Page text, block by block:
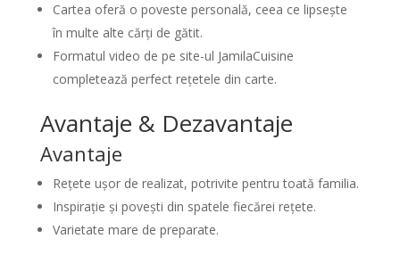
Cartea oferă o poveste personală, ceea ce lipsește
în multe alte cărți de gătit.
Formatul video de pe site-ul JamilaCuisine
completează perfect rețetele din carte.
Avantaje & Dezavantaje
Avantaje
Rețete ușor de realizat, potrivite pentru toată familia.
Inspirație și povești din spatele fiecărei rețete.
Varietate mare de preparate.